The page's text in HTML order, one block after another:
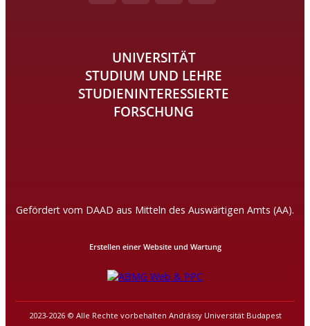
UNIVERSITÄT
STUDIUM UND LEHRE
STUDIENINTERESSIERTE
FORSCHUNG
Gefördert vom DAAD aus Mitteln des Auswärtigen Amts (AA).
2023-2026 © Alle Rechte vorbehalten Andrássy Universität Budapest
Erstellen einer Website und Wartung